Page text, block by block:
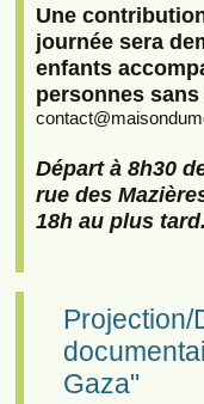
Une
journée sera
enfants
personnes
contact@
Départ à 8h30
rue des
18h au plus tard.
Projection/
Gaza"